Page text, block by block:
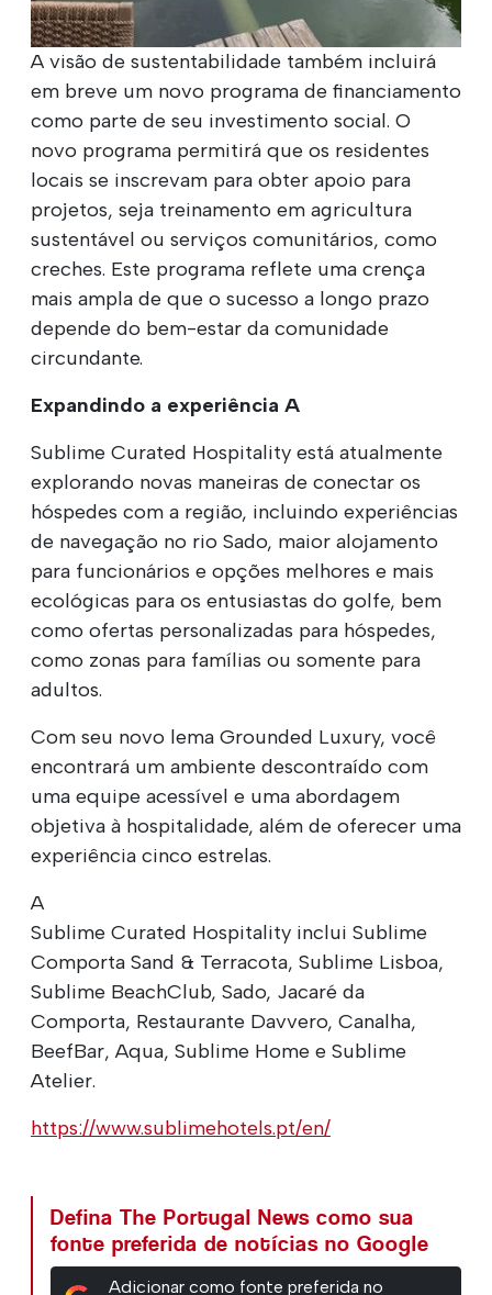
A visão de sustentabilidade também incluirá
em breve um novo programa de financiamento
como parte de seu investimento social. O
novo programa permitirá que os residentes
locais se inscrevam para obter apoio para
projetos, seja treinamento em agricultura
sustentável ou serviços comunitários, como
creches. Este programa reflete uma crença
mais ampla de que o sucesso a longo prazo
depende do bem-estar da comunidade
circundante.
Expandindo a experiência A
Sublime Curated Hospitality está atualmente
explorando novas maneiras de conectar os
hóspedes com a região, incluindo experiências
de navegação no rio Sado, maior alojamento
para funcionários e opções melhores e mais
ecológicas para os entusiastas do golfe, bem
como ofertas personalizadas para hóspedes,
como zonas para famílias ou somente para
adultos.
Com seu novo lema Grounded Luxury, você
encontrará um ambiente descontraído com
uma equipe acessível e uma abordagem
objetiva à hospitalidade, além de oferecer uma
experiência cinco estrelas.
A
Sublime Curated Hospitality inclui Sublime
Comporta Sand & Terracota, Sublime Lisboa,
Sublime BeachClub, Sado, Jacaré da
Comporta, Restaurante Davvero, Canalha,
BeefBar, Aqua, Sublime Home e Sublime
Atelier.
https://www.sublimehotels.pt/en/
Defina The Portugal News como sua
fonte preferida de notícias no Google
Adicionar como fonte preferida no